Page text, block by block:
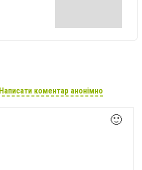
Написати коментар анонімно
🙂